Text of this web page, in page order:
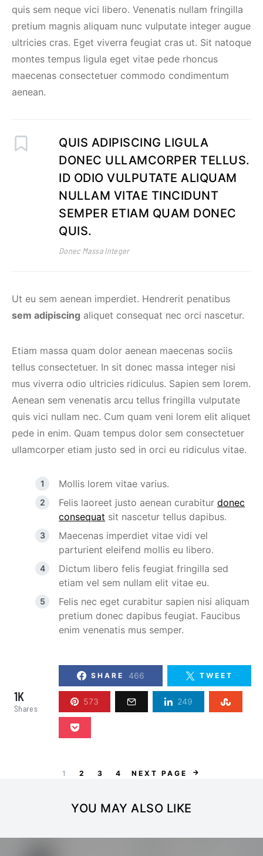
quis sem neque vici libero. Venenatis nullam fringilla
pretium magnis aliquam nunc vulputate integer augue
ultricies cras. Eget viverra feugiat cras ut. Sit natoque
montes tempus ligula eget vitae pede rhoncus
maecenas consectetuer commodo condimentum
aenean.
QUIS ADIPISCING LIGULA
DONEC ULLAMCORPER TELLUS.
ID ODIO VULPUTATE ALIQUAM
NULLAM VITAE TINCIDUNT
SEMPER ETIAM QUAM DONEC
QUIS.
Donec Massa Integer
Ut eu sem aenean imperdiet. Hendrerit penatibus
sem adipiscing aliquet consequat nec orci nascetur.
Etiam massa quam dolor aenean maecenas sociis
tellus consectetuer. In sit donec massa integer nisi
mus viverra odio ultricies ridiculus. Sapien sem lorem.
Aenean sem venenatis arcu tellus fringilla vulputate
quis vici nullam nec. Cum quam veni lorem elit aliquet
pede in enim. Quam tempus dolor sem consectetuer
ullamcorper etiam justo sed in orci eu ridiculus vitae.
Mollis lorem vitae varius.
Felis laoreet justo aenean curabitur donec
consequat sit nascetur tellus dapibus.
Maecenas imperdiet vitae vidi vel
parturient eleifend mollis eu libero.
Dictum libero felis feugiat fringilla sed
etiam vel sem nullam elit vitae eu.
Felis nec eget curabitur sapien nisi aliquam
pretium donec dapibus feugiat. Faucibus
enim venenatis mus semper.
1K
Shares
SHARE 466 TWEET
573 249
1 2 3 4 NEXT PAGE
YOU MAY ALSO LIKE